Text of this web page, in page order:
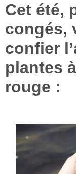
Cet été,
congés,
confier
plantes
rouge :